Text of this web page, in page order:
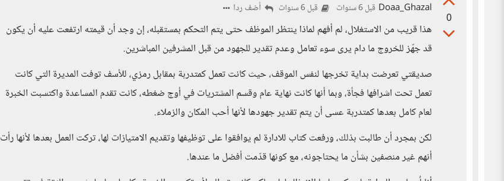
0
Doaa_Ghazal قبل 6 سنوات قبل 6 سنوات أضف ردا
هذا قريب من الاستغلال، لم أفهم لماذا ينتظر الموظف حتى يتم التحكم بمستقبله، إن وجد أن قيمته ارتفعت عليه أن يكون
قد جهّز للخروج ما دام يرى سوء تعامل وعدم تقدير للجهود من قبل المشرفين المباشرين.
صديقتي تعرضت بداية تخرجها لنفس الموقف، حيث كانت تعمل كمتدربة بمقابل رمزي، للأسف توفت المديرة التي كانت
تعمل تحت اشرافها فجأة، وبما أنها كانت نهاية عام وقسم المشتريات في أوج ضغطه، كانت تقدم المساعدة واكتسبت الخبرة
لعام كامل بعدها كمتدربة عسى أن يتم تقدير جهودها لأنها أحب المكان والزملاء.
لكن بمجرد أن طالبت بذلك، ورفعت كتاب للادارة لم يوافقوا على توظيفها وتقديم الامتيازات لها، تركت العمل بعدها لأنها رأت
أنهم غير منصفين بشأن ما يحتاجونه، مع كونها قدّمت أفضل ما عندها.